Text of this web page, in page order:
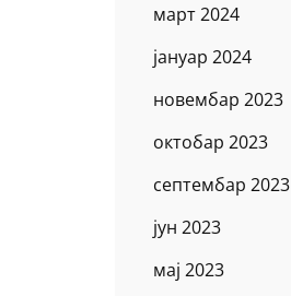
март 2024
јануар 2024
новембар 2023
октобар 2023
септембар 2023
јун 2023
мај 2023